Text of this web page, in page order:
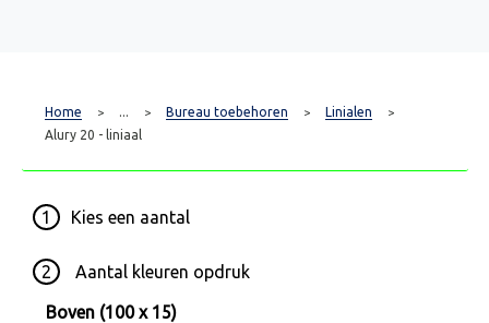
Home > ... > Bureau toebehoren > Linialen >
Alury 20 - liniaal
1 Kies een aantal
2 Aantal kleuren opdruk
Boven (100 x 15)